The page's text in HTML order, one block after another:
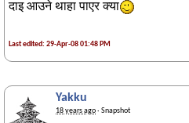
दाइ आउने थाहा पाएर क्या
Last edited: 29-Apr-08 01:48 PM
Yakku
18 years ago· Snapshot